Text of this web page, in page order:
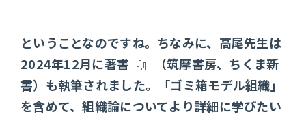
ということなのですね。ちなみに、高尾先生は
2024年12月に著書『』（筑摩書房、ちくま新
書）も執筆されました。「ゴミ箱モデル組織」
を含めて、組織論についてより詳細に学びたい